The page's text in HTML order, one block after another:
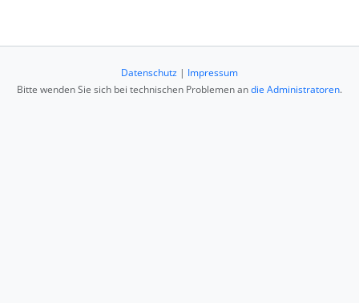
Datenschutz | Impressum
Bitte wenden Sie sich bei technischen Problemen andie Administratoren.